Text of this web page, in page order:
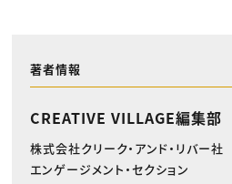
著者情報
CREATIVE VILLAGE編集部
株式会社クリーク・アンド・リバー社
エンゲージメント・セクション